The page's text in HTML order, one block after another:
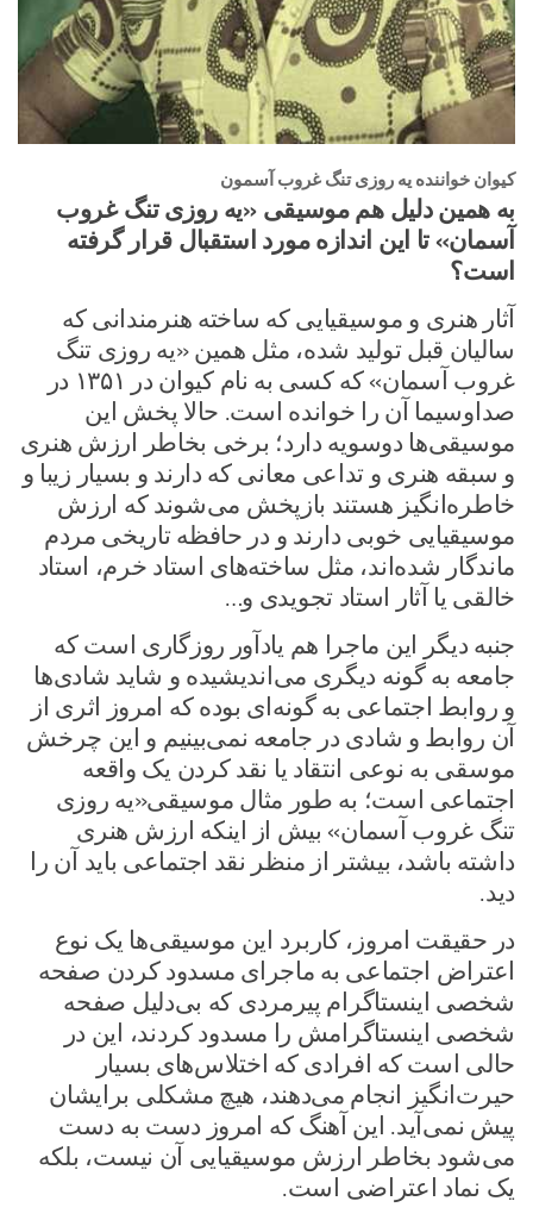
کیوان خواننده یه روزی تنگ غروب آسمون
به همین دلیل هم موسیقی «یه روزی تنگ غروب
آسمان» تا این اندازه مورد استقبال قرار گرفته
است؟
آثار هنری و موسیقیایی که ساخته هنرمندانی که
سالیان قبل تولید شده، مثل همین «یه روزی تنگ
غروب آسمان» که کسی به نام کیوان در ۱۳۵۱ در
صداوسیما آن را خوانده است. حالا پخش این
موسیقی‌ها دوسویه دارد؛ برخی بخاطر ارزش هنری
و سبقه هنری و تداعی معانی که دارند و بسیار زیبا و
خاطره‌انگیز هستند بازپخش می‌شوند که ارزش
موسیقیایی خوبی دارند و در حافظه تاریخی مردم
ماندگار شده‌اند، مثل ساخته‌های استاد خرم، استاد
خالقی یا آثار استاد تجویدی و…
جنبه دیگر این ماجرا هم یادآور روزگاری است که
جامعه به گونه دیگری می‌اندیشیده و شاید شادی‌ها
و روابط اجتماعی به گونه‌ای بوده که امروز اثری از
آن روابط و شادی در جامعه نمی‌بینیم و این چرخش
موسقی به نوعی انتقاد یا نقد کردن یک واقعه
اجتماعی است؛ به طور مثال موسیقی«یه روزی
تنگ غروب آسمان» بیش از اینکه ارزش هنری
داشته باشد، بیشتر از منظر نقد اجتماعی باید آن را
دید.
در حقیقت امروز، کاربرد این موسیقی‌ها یک نوع
اعتراض اجتماعی به ماجرای مسدود کردن صفحه
شخصی اینستاگرام پیرمردی که بی‌دلیل صفحه
شخصی اینستاگرامش را مسدود کردند، این در
حالی است که افرادی که اختلاس‌های بسیار
حیرت‌انگیز انجام می‌دهند، هیچ مشکلی برایشان
پیش نمی‌آید. این آهنگ که امروز دست به دست
می‌شود بخاطر ارزش موسیقیایی آن نیست، بلکه
یک نماد اعتراضی است.